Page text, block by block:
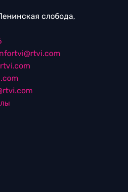
слобода,